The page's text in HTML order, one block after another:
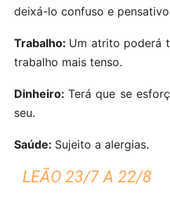
deixá-lo confuso e
Trabalho: Um atrito poderá
trabalho mais tenso.
Dinheiro:Terá que se
seu.
Saúde: Sujeito a alergias.
LEÃO 23/7 A 22/8